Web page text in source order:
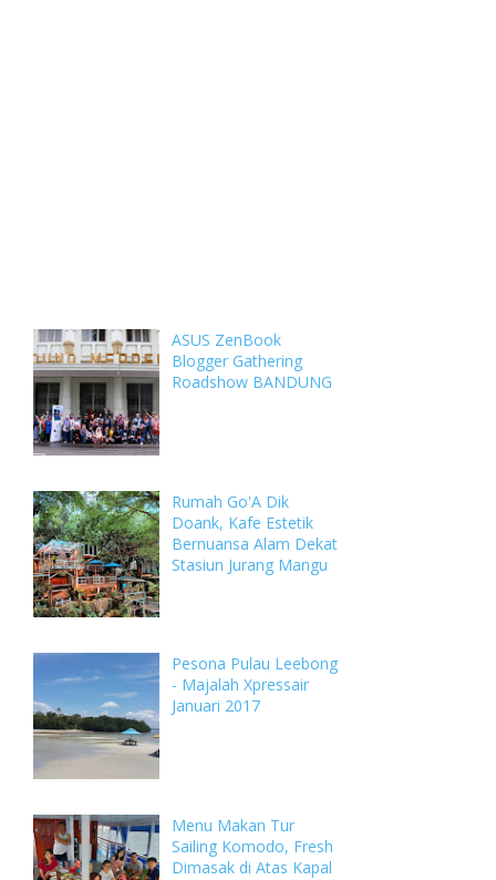
ASUS ZenBook
Blogger Gathering
Roadshow BANDUNG
Rumah Go'A Dik
Doank, Kafe Estetik
Bernuansa Alam Dekat
Stasiun Jurang Mangu
Pesona Pulau Leebong
- Majalah Xpressair
Januari 2017
Menu Makan Tur
Sailing Komodo, Fresh
Dimasak di Atas Kapal